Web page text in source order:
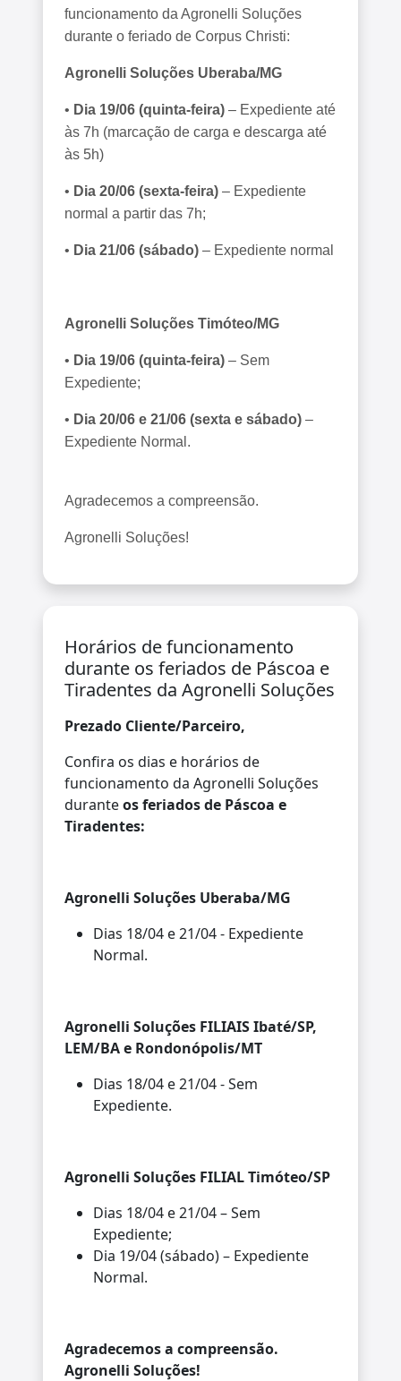
funcionamento da Agronelli Soluções
durante o feriado de Corpus Christi:
Agronelli Soluções Uberaba/MG
• Dia 19/06 (quinta-feira) – Expediente até
às 7h (marcação de carga e descarga até
às 5h)
• Dia 20/06 (sexta-feira) – Expediente
normal a partir das 7h;
• Dia 21/06 (sábado) – Expediente normal
Agronelli Soluções Timóteo/MG
• Dia 19/06 (quinta-feira) – Sem
Expediente;
• Dia 20/06 e 21/06 (sexta e sábado) –
Expediente Normal.
Agradecemos a compreensão.
Agronelli Soluções!
Horários de funcionamento
durante os feriados de Páscoa e
Tiradentes da Agronelli Soluções
Prezado Cliente/Parceiro,
Confira os dias e horários de
funcionamento da Agronelli Soluções
duranteos feriados de Páscoa e
Tiradentes:
Agronelli Soluções Uberaba/MG
Dias 18/04 e 21/04 - Expediente
Normal.
Agronelli Soluções FILIAIS Ibaté/SP,
LEM/BA e Rondonópolis/MT
Dias 18/04 e 21/04 - Sem
Expediente.
Agronelli Soluções FILIAL Timóteo/SP
Dias 18/04 e 21/04 – Sem
Expediente;
Dia 19/04 (sábado) – Expediente
Normal.
Agradecemos a compreensão.
Agronelli Soluções!